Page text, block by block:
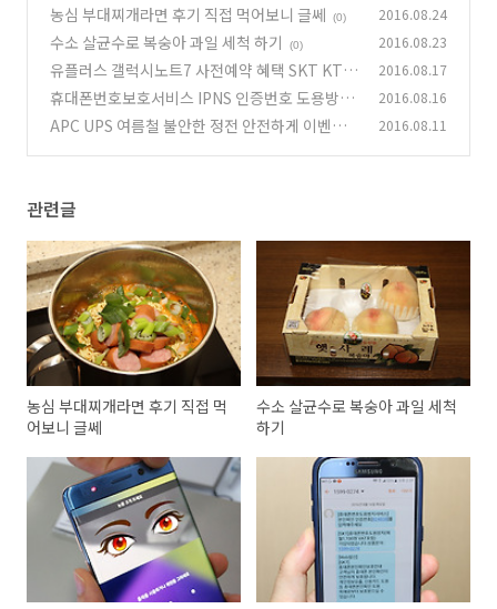
농심 부대찌개라면 후기 직접 먹어보니 글쎄
(0) 2016.08.24
수소 살균수로 복숭아 과일 세척 하기 (0) 2016.08.23
유플러스 갤럭시노트7 사전예약 혜택 SKT KT
비교
(0)
2016.08.17
휴대폰번호보호서비스 IPNS 인증번호 도용방지
이용하기
(2)
2016.08.16
APC UPS 여름철 불안한 정전 안전하게 이벤트
2016.08.11
관련글
농심 부대찌개라면 후기 직접 먹
어보니 글쎄
수소 살균수로 복숭아 과일 세척
하기